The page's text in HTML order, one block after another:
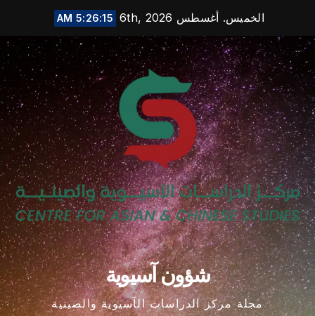
content
الخميس. أغسطس 6th, 2026 5:26:16 AM
شؤون آسيوية
مجلة مركز الدراسات الآسيوية والصينية